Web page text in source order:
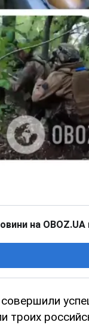
на OBOZ.UA
совершили
троих